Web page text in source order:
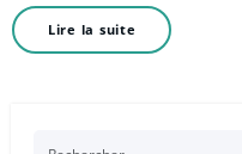
Lire la suite